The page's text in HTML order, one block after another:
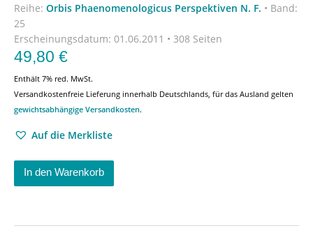
Reihe: Orbis Phaenomenologicus Perspektiven N. F. • Band:
25
Erscheinungsdatum: 01.06.2011 • 308 Seiten
49,80 €
Enthält 7% red. MwSt.
Versandkostenfreie Lieferung innerhalb Deutschlands, für das Ausland gelten
gewichtsabhängige Versandkosten.
Auf die Merkliste
In den Warenkorb